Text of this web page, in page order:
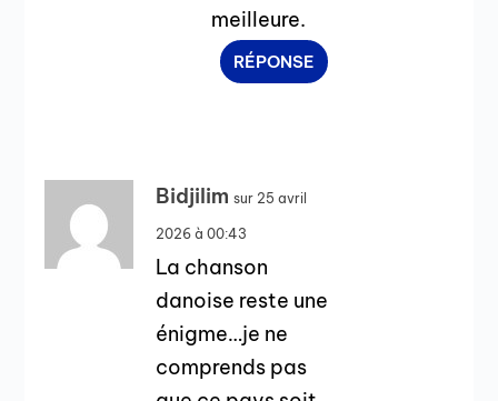
meilleure.
RÉPONSE
Bidjilim sur 25 avril
2026 à 00:43
La chanson
danoise reste une
énigme…je ne
comprends pas